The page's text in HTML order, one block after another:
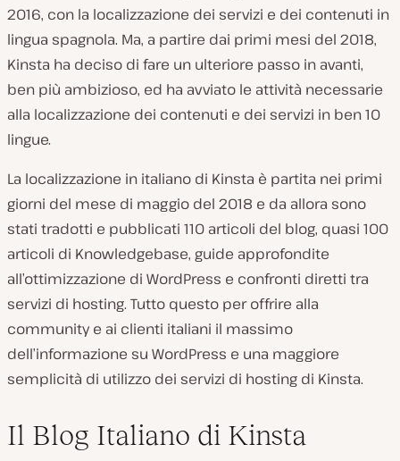
2016, con la localizzazione dei servizi e dei contenuti in
lingua spagnola. Ma, a partire dai primi mesi del 2018,
Kinsta ha deciso di fare un ulteriore passo in avanti,
ben più ambizioso, ed ha avviato le attività necessarie
alla localizzazione dei contenuti e dei servizi in ben 10
lingue.
La localizzazione in italiano di Kinsta è partita nei primi
giorni del mese di maggio del 2018 e da allora sono
stati tradotti e pubblicati 110 articoli del blog, quasi 100
articoli di Knowledgebase, guide approfondite
all’ottimizzazione di WordPress e confronti diretti tra
servizi di hosting. Tutto questo per offrire alla
community e ai clienti italiani il massimo
dell’informazione su WordPress e una maggiore
semplicità di utilizzo dei servizi di hosting di Kinsta.
Il Blog Italiano di Kinsta